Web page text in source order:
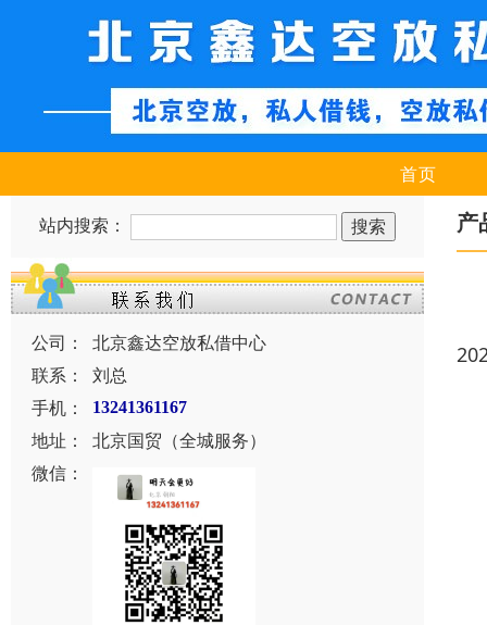
首页
站内搜索：
公司：
北京鑫达空放私借中心
联系：
刘总
手机：
13241361167
地址：
北京国贸（全城服务）
微信：
产